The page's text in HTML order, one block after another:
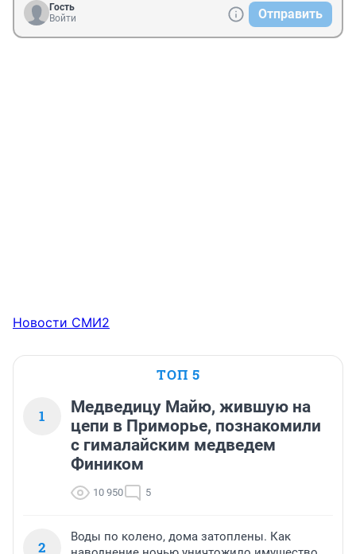
Гость
Войти
Отправить
Новости СМИ2
ТОП 5
1
Медведицу Майю, жившую на
цепи в Приморье, познакомили
с гималайским медведем
Фиником
10 950 5
2
Воды по колено, дома затоплены. Как